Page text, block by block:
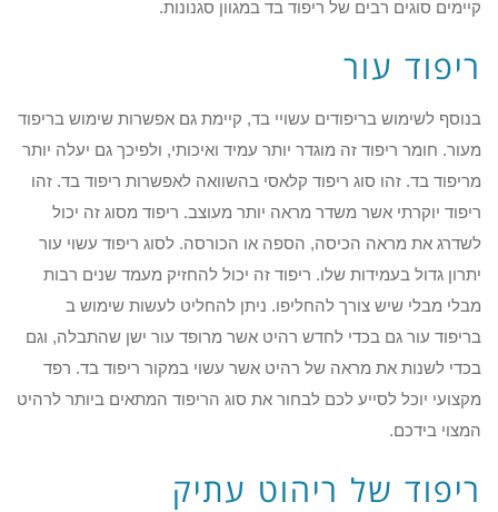
קיימים סוגים רבים של ריפוד בד במגוון סגנונות.
ריפוד עור
בנוסף לשימוש בריפודים עשויי בד, קיימת גם אפשרות שימוש בריפוד
מעור. חומר ריפוד זה מוגדר יותר עמיד ואיכותי, ולפיכך גם יעלה יותר
מריפוד בד. זהו סוג ריפוד קלאסי בהשוואה לאפשרות ריפוד בד. זהו
ריפוד יוקרתי אשר משדר מראה יותר מעוצב. ריפוד מסוג זה יכול
לשדרג את מראה הכיסה, הספה או הכורסה. לסוג ריפוד עשוי עור
יתרון גדול בעמידות שלו. ריפוד זה יכול להחזיק מעמד שנים רבות
מבלי מבלי שיש צורך להחליפו. ניתן להחליט לעשות שימוש ב
בריפוד עור גם בכדי לחדש רהיט אשר מרופד עור ישן שהתבלה, וגם
בכדי לשנות את מראה של רהיט אשר עשוי במקור ריפוד בד. רפד
מקצועי יוכל לסייע לכם לבחור את סוג הריפוד המתאים ביותר לרהיט
המצוי בידכם.
ריפוד של ריהוט עתיק